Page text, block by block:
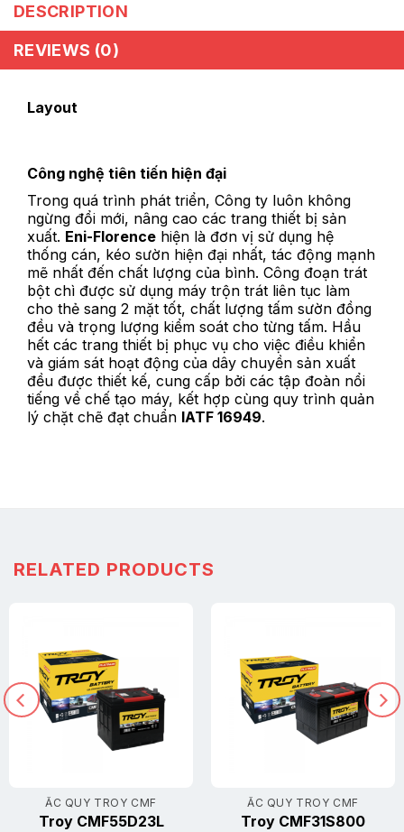
DESCRIPTION
REVIEWS (0)
Layout
Công nghệ tiên tiến hiện đại
Trong quá trình phát triển, Công ty luôn không
ngừng đổi mới, nâng cao các trang thiết bị sản
xuất. Eni-Florence hiện là đơn vị sử dụng hệ
thống cán, kéo sườn hiện đại nhất, tác động mạnh
mẽ nhất đến chất lượng của bình. Công đoạn trát
bột chì được sử dụng máy trộn trát liên tục làm
cho thẻ sang 2 mặt tốt, chất lượng tấm sườn đồng
đều và trọng lượng kiểm soát cho từng tấm. Hầu
hết các trang thiết bị phục vụ cho việc điều khiển
và giám sát hoạt động của dây chuyền sản xuất
đều được thiết kế, cung cấp bởi các tập đoàn nổi
tiếng về chế tạo máy, kết hợp cùng quy trình quản
lý chặt chẽ đạt chuẩn IATF 16949.
RELATED PRODUCTS
ẮC QUY TROY CMF
Troy CMF55D23L
ẮC QUY TROY CMF
Troy CMF31S800